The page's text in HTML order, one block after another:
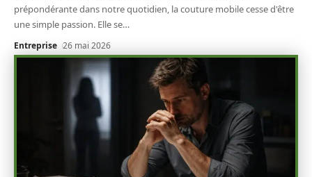
prépondérante dans notre quotidien, la couture mobile cesse d'être
une simple passion. Elle se…
Entreprise 26 mai 2026